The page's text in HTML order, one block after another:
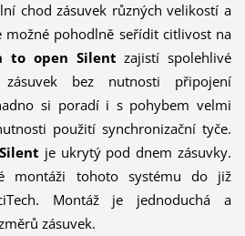
chod zásuvek různých velikostí a
možné pohodlně seřídit citlivost na
to open Silent zajistí spolehlivé
bez nutnosti připojení
si poradí i s pohybem velmi
použití synchronizační tyče.
je ukrytý pod dnem zásuvky.
montáži tohoto systému do již
Montáž je jednoduchá a
zásuvek.